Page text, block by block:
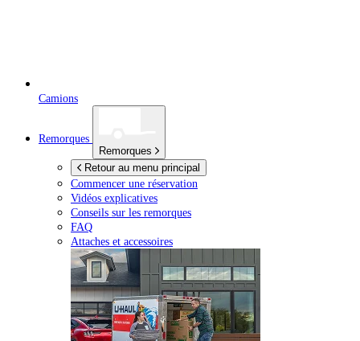
Camions
Remorques
Remorques
Retour au menu principal
Commencer une réservation
Vidéos explicatives
Conseils sur les remorques
FAQ
Attaches et accessoires